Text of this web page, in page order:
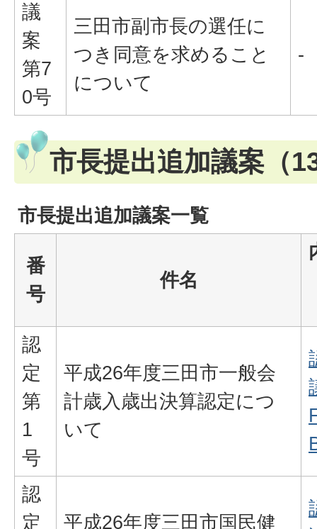
議
案
第7
0号
三田市副市長の選任に
つき同意を求めること
について
-
市長提出追加議案（
市長提出追加議案一覧
番
号
件名
認
定
第
1
号
平成26年度三田市一般会
計歳入歳出決算認定につ
いて
認
定
平成26年度三田市国民健